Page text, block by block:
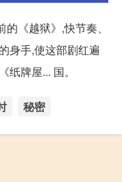
《越狱》,快节奏、
身手,使这部剧红遍
牌屋... 国。
秘密